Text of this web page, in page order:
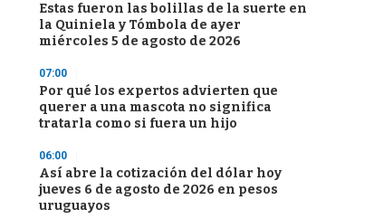
Estas fueron las bolillas de la suerte en
la Quiniela y Tómbola de ayer
miércoles 5 de agosto de 2026
07:00
Por qué los expertos advierten que
querer a una mascota no significa
tratarla como si fuera un hijo
06:00
Así abre la cotización del dólar hoy
jueves 6 de agosto de 2026 en pesos
uruguayos